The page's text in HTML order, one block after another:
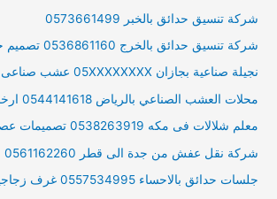
شركة تنسيق حدائق بالخبر 0573661499
شركة تنسيق حدائق بالخرج 0536861160 تصميم حدائق بالخرج
نجيلة صناعية بجازان 05XXXXXXXX عشب صناعى جازان
محلات العشب الصناعي بالرياض 0544141618 ارخص الاسعار
معلم شلالات فى مكه 0538263919 تصميمات عصرية
شركة نقل عفش من جدة الى قطر 0561162260
جلسات حدائق بالاحساء 0557534995 غرف زجاجية الاحساء